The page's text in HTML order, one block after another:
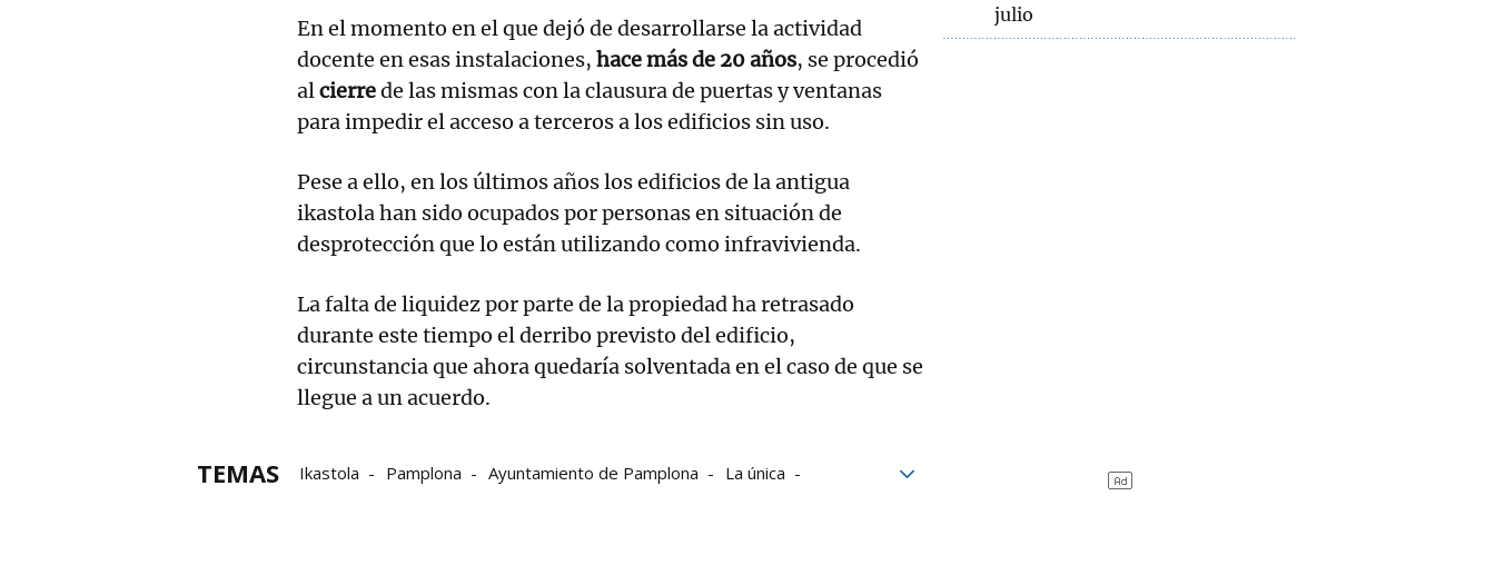
En el momento en el que dejó de desarrollarse la actividad
docente en esas instalaciones, hace más de 20 años, se procedió
alcierrede las mismas con la clausura de puertas y ventanas
para impedir el acceso a terceros a los edificios sin uso.
Pese a ello, en los últimos años los edificios de la antigua
ikastola han sido ocupados por personas en situación de
desprotección que lo están utilizando como infravivienda.
La falta de liquidez por parte de la propiedad ha retrasado
durante este tiempo el derribo previsto del edificio,
circunstancia que ahora quedaría solventada en el caso de que se
llegue a un acuerdo.
TEMAS Ikastola Pamplona Ayuntamiento de Pamplona
La única
julio